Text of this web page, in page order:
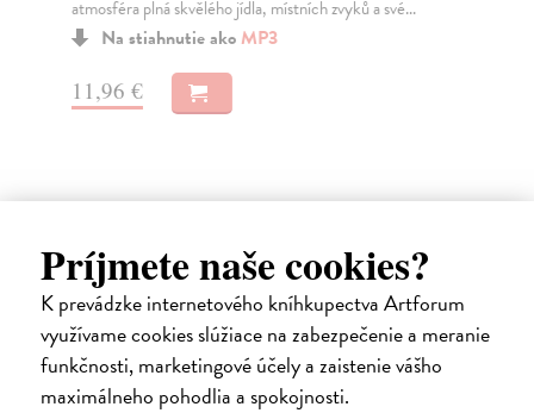
Príjmete naše cookies?
K prevádzke internetového kníhkupectva Artforum
využívame cookies slúžiace na zabezpečenie a meranie
funkčnosti, marketingové účely a zaistenie vášho
maximálneho pohodlia a spokojnosti.
atmosféra plná skvělého jídla, místních zvyků a své...
Na stiahnutie ako MP3
11,96 €
Ďalšie z kategórie beletria –
svetové a prekladové audioknihy